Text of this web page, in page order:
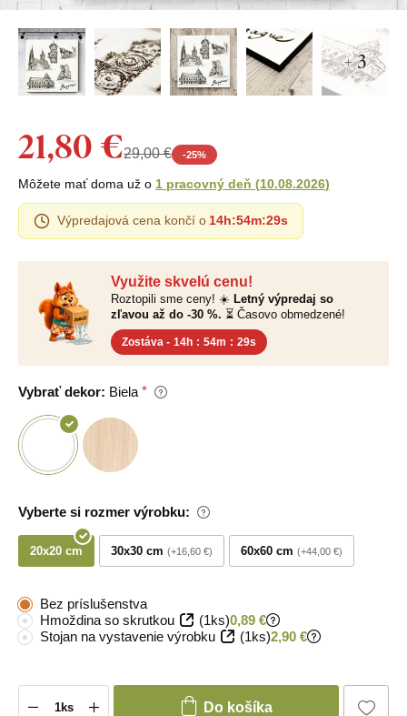
+ 3
Využite skvelú cenu!
Roztopili sme ceny! ☀️ Letný výpredaj so
zľavou až do -30 %. ⏳ Časovo obmedzené!
Zostáva - 14h : 54m : 28s
Vybrať dekor: Biela
Vyberte si rozmer výrobku:
20x20 cm 30x30 cm +16,60 € 60x60 cm +44,00 €
21,80 €29,00 € -25%
Môžete mať doma už o 1 pracovný deň (10.08.2026)
Výpredajová cena končí o 14h:54m:28s
Bez príslušenstva
Hmoždina so skrutkou
(1ks)0,89 €
Stojan na vystavenie výrobku
(1ks)2,90 €
Do košíka